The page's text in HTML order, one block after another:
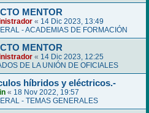
MENTOR
« 14 Dic 2023, 13:49
- ACADEMIAS DE FORMACIÓN
MENTOR
« 14 Dic 2023, 12:25
DE LA UNIÓN DE OFICIALES
híbridos y eléctricos.-
« 18 Nov 2022, 19:57
- TEMAS GENERALES